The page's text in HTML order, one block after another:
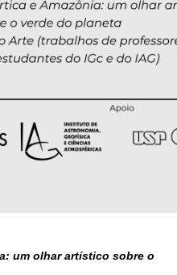
um olhar artístico sobre o